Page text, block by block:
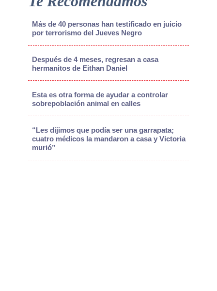
Más de 40 personas han testificado en juicio
por terrorismo del Jueves Negro
Después de 4 meses, regresan a casa
hermanitos de Eithan Daniel
Esta es otra forma de ayudar a controlar
sobrepoblación animal en calles
“Les dijimos que podía ser una garrapata;
cuatro médicos la mandaron a casa y Victoria
murió”